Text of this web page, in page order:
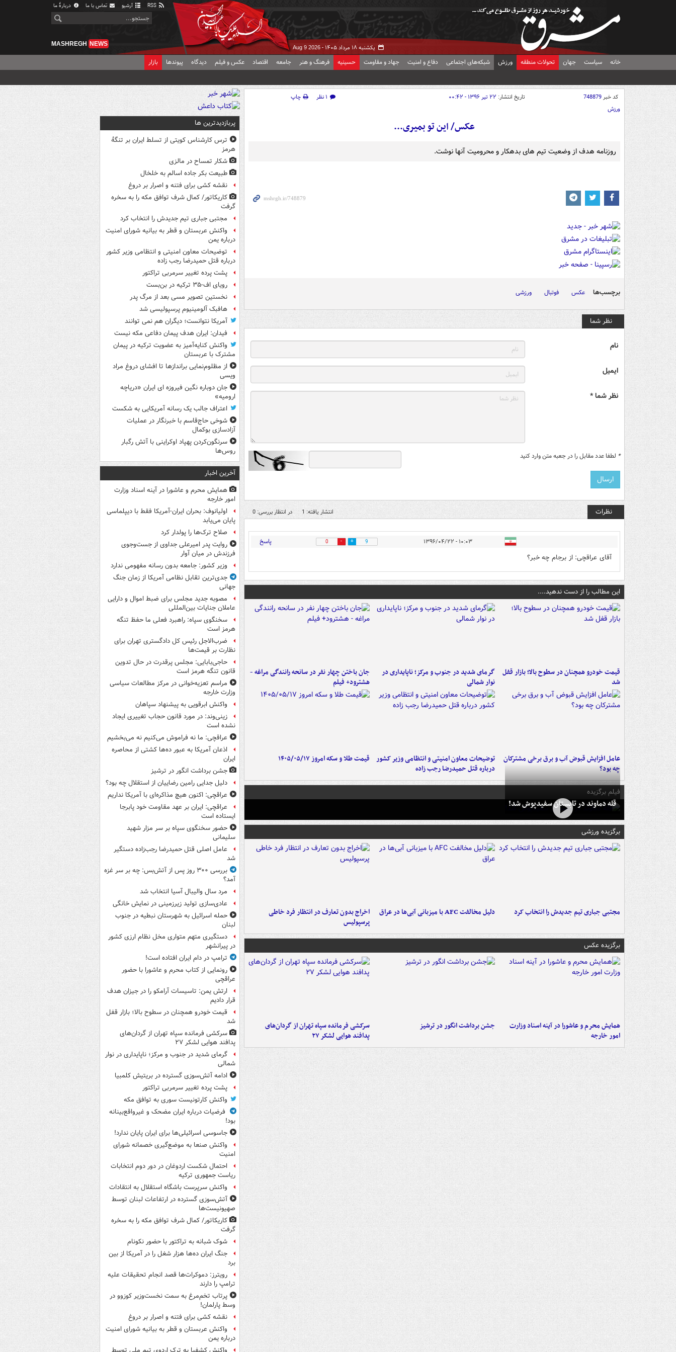
آرشیو تماس با ما دربارهٔ ما
یکشنبه ۱۸ مرداد ۱۴۰۵ - Aug 9 2026
MASHREGH NEWS
خانه سیاست جهان تحولات منطقه ورزش شبکه‌های اجتماعی دفاع و امنیت جهاد و مقاومت حسینیه فرهنگ و هنر جامعه اقتصاد عکس و فیلم دیدگاه پیوندها بازار
کد خبر748879 تاریخ انتشار: ۲۲ تیر ۱۳۹۶ - ۰۰:۴۲ ۱ نظر
چاپ
ورزش
عکس/ این تو بمیری...
روزنامه هدف از وضعیت تیم های بدهکار و محرومیت آنها نوشت.
برچسب‌ها عکس فوتبال ورزشی
نظر شما
نام
ایمیل
نظر شما *
* لطفا عدد مقابل را در جعبه متن وارد کنید
نظرات انتشار یافته: 1 در انتظار بررسی: 0
۱۰:۰۳ - ۱۳۹۶/۰۴/۲۲ 9
0 پاسخ
آقای عراقچی: از برجام چه خبر؟
این مطالب را از دست ندهید....
قیمت خودرو همچنان در سطوح بالا؛ بازار قفل
شد
گرمای شدید در جنوب و مرکز؛ ناپایداری در
نوار شمالی
جان باختن چهار نفر در سانحه رانندگی مراغه -
هشترود+ فیلم
عامل افزایش قبوض آب و برق برخی مشترکان
چه بود؟
توضیحات معاون امنیتی و انتظامی وزیر کشور
درباره قتل حمیدرضا رجب زاده
قیمت طلا و سکه امروز ۱۴۰۵/۰۵/۱۷
فیلم برگزیده
قله دماوند در تابستان سفیدپوش شد!
برگزیده ورزشی
مجتبی جباری تیم جدیدش را انتخاب کرد دلیل مخالفت AFC با میزبانی آبی‌ها در عراق
اخراج بدون تعارف در انتظار فرد خاطی
پرسپولیس
برگزیده عکس
همایش محرم و عاشورا در آینه اسناد وزارت
امور خارجه
جشن برداشت انگور در ترشیز
سرکشی فرمانده سپاه تهران از گردان‌های
پدافند هوایی لشکر ۲۷
پربازدیدترین ها
ترس کارشناس کویتی از تسلط ایران بر تنگۀ
هرمز
شکار تمساح در مالزی
طبیعت بکر جاده اسالم به خلخال
نقشه کشی برای فتنه و اصرار بر دروغ
کاریکاتور/ کمال شرف توافق مکه را به سخره
گرفت
مجتبی جباری تیم جدیدش را انتخاب کرد
واکنش عربستان و قطر به بیانیه شورای امنیت
درباره یمن
توضیحات معاون امنیتی و انتظامی وزیر کشور
درباره قتل حمیدرضا رجب زاده
پشت پرده تغییر سرمربی تراکتور
رویای اف-۳۵ ترکیه در بن‌بست
نخستین تصویر مسی بعد از مرگ پدر
هافبک آلومینیوم پرسپولیسی شد
آمریکا نتوانست؛ دیگران هم نمی توانند
فیدان: ایران هدف پیمان دفاعی مکه نیست
واکنش کنایه‌آمیز به عضویت ترکیه در پیمان
مشترک با عربستان
از مظلوم‌نمایی براندازها تا افشای دروغ مراد
ویسی
جان دوباره نگین فیروزه ای ایران «دریاچه
ارومیه»
اعتراف جالب یک رسانه آمریکایی به شکست
شوخی حاج‌قاسم با خبرنگار در عملیات
آزادسازی بوکمال
سرنگون‌کردن پهپاد اوکراینی با آتش رگبار
روس‌ها
آخرین اخبار
همایش محرم و عاشورا در آینه اسناد وزارت
امور خارجه
اولیانوف: بحران ایران-آمریکا فقط با دیپلماسی
پایان می‌یابد
صلاح ترک‌ها را پولدار کرد
روایت پدر امیرعلی جداوی از جست‌وجوی
فرزندش در میان آوار
وزیر کشور: جامعه بدون رسانه مفهومی ندارد
جدی‌ترین تقابل نظامی آمریکا از زمان جنگ
جهانی
مصوبه جدید مجلس برای ضبط اموال و دارایی
عاملان جنایات بین‌المللی
سخنگوی سپاه: راهبرد فعلی ما حفظ تنگه
هرمز است
ضرب‌الاجل رئیس کل دادگستری تهران برای
نظارت بر قیمت‌ها
حاجی‌بابایی: مجلس پرقدرت در حال تدوین
قانون تنگه هرمز است
مراسم تعزیه‌خوانی در مرکز مطالعات سیاسی
وزارت خارجه
واکنش ابرقویی به پیشنهاد سپاهان
زینی‌وند: در مورد قانون حجاب تغییری ایجاد
نشده است
عراقچی: ما نه فراموش می‌کنیم نه می‌بخشیم
اذعان آمریکا به عبور ده‌ها کشتی از محاصره
ایران
جشن برداشت انگور در ترشیز
دلیل جدایی رامین رضاییان از استقلال چه بود؟
عراقچی: اکنون هیچ مذاکره‌ای با آمریکا نداریم
عراقچی: ایران بر عهد مقاومت خود پابرجا
ایستاده است
حضور سخنگوی سپاه بر سر مزار شهید
سلیمانی
عامل اصلی قتل حمیدرضا رجب‌زاده دستگیر
شد
بررسی ۳۰۰ روز پس از آتش‌بس: چه بر سر غزه
آمد؟
مرد سال والیبال آسیا انتخاب شد
عادی‌سازی تولید زیرزمینی در نمایش خانگی
حمله اسرائیل به شهرستان نبطیه در جنوب
لبنان
دستگیری متهم متواری مخل نظام ارزی کشور
در پیرانشهر
ترامپ در دام ایران افتاده است!
رونمایی از کتاب محرم و عاشورا با حضور
عراقچی
ارتش یمن: تاسیسات آرامکو را در جیزان هدف
قرار دادیم
قیمت خودرو همچنان در سطوح بالا؛ بازار قفل
شد
سرکشی فرمانده سپاه تهران از گردان‌های
پدافند هوایی لشکر ۲۷
گرمای شدید در جنوب و مرکز؛ ناپایداری در نوار
شمالی
ادامه آتش‌سوزی گسترده در بریتیش کلمبیا
پشت پرده تغییر سرمربی تراکتور
واکنش کارتونیست سوری به توافق مکه
فرضیات درباره ایران مضحک و غیرواقع‌بینانه
بود!
جاسوسی اسرائیلی‌ها برای ایران پایان ندارد!
واکنش صنعا به موضع‌گیری خصمانه شورای
امنیت
احتمال شکست اردوغان در دور دوم انتخابات
ریاست جمهوری ترکیه
واکنش سرپرست باشگاه استقلال به انتقادات
آتش‌سوزی گسترده در ارتفاعات لبنان توسط
صهیونیست‌ها
کاریکاتور/ کمال شرف توافق مکه را به سخره
گرفت
شوک شبانه به تراکتور با حضور نکونام
جنگ ایران ده‌ها هزار شغل را در آمریکا از بین
برد
رویترز: دموکرات‌ها قصد انجام تحقیقات علیه
ترامپ را دارند
پرتاب تخم‌مرغ به سمت نخست‌وزیر کوزوو در
وسط پارلمان!
نقشه کشی برای فتنه و اصرار بر دروغ
واکنش عربستان و قطر به بیانیه شورای امنیت
درباره یمن